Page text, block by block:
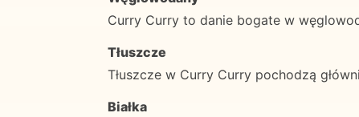
Curry Curry to danie bogate w
Tłuszcze
Tłuszcze w Curry Curry pochodzą
Białka